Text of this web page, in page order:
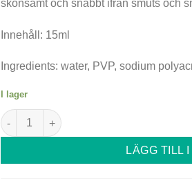
var:
199 kr.
är:
skonsamt och snabbt ifrån smuts och
Innehåll: 15ml
Ingredients: water, PVP, sodium
I lager
By Bexter Primer mängd
LÄGG TILL